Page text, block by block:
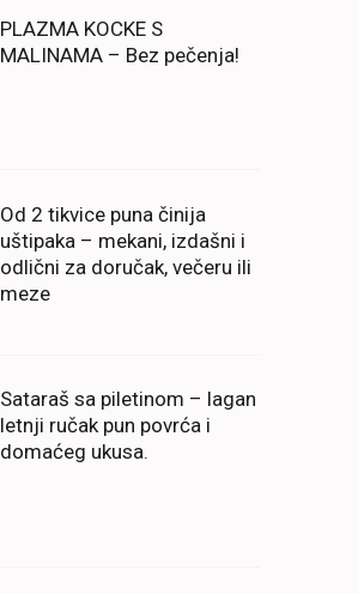
PLAZMA KOCKE S
MALINAMA – Bez pečenja!
Od 2 tikvice puna činija
uštipaka – mekani, izdašni i
odlični za doručak, večeru ili
meze
Sataraš sa piletinom – lagan
letnji ručak pun povrća i
domaćeg ukusa.